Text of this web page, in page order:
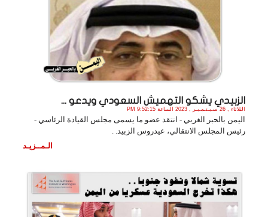
الزبيدي يشكو التهميش السعودي ويدعو ...
الثلاثاء , 26 سـبـتـمـبـر , 2023 الساعة 9:52:15 PM
اليمن بالحبر الغربي - انتقد عضو ما يسمى مجلس القيادة الرئاسي -
رئيس المجلس الانتقالي، عيدروس الزبيد. .
الـمــزيـد